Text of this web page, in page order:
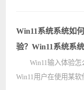
关闭Windows Copilot
大????
Win11系统系统如
验？Win11系统系
验的方法
Win11输入体验怎
Win11用户在使用某